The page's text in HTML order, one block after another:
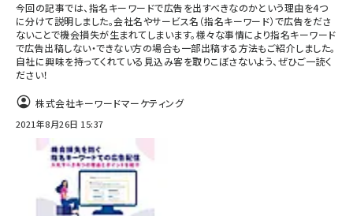
今回の記事では、指名キーワードで広告を出すべきなのかという理由を4つ
に分けて説明しました。会社名やサービス名（指名キーワード）で広告をださ
ないことで機会損失が生まれてしまいます。様々な事情により指名キーワード
で広告出稿しない・できない方の場合も一部出稿する方法もご紹介しました。
自社に興味を持ってくれている見込み客を取りこぼさないよう、ぜひご一読く
ださい！
株式会社キーワードマーケティング
2021年8月26日 15:37